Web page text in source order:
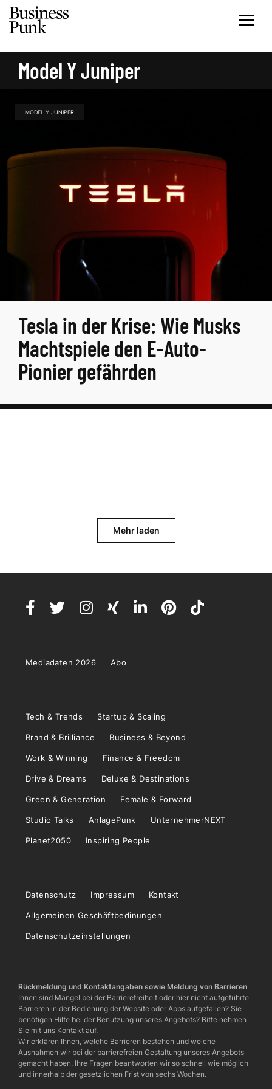
Model Y Juniper
MODEL Y JUNIPER
Tesla in der Krise: Wie Musks
Machtspiele den E-Auto-
Pionier gefährden
Mehr laden
Mediadaten 2026 Abo
Tech & Trends Startup & Scaling
Brand & Brilliance Business & Beyond
Work & Winning Finance & Freedom
Drive & Dreams Deluxe & Destinations
Green & Generation Female & Forward
Studio Talks AnlagePunk UnternehmerNEXT
Planet2050 Inspiring People
Datenschutz Impressum Kontakt
Allgemeinen Geschäftbedinungen
Datenschutzeinstellungen
Rückmeldung und Kontaktangaben sowie Meldung von Barrieren
Ihnen sind Mängel bei der Barrierefreiheit oder hier nicht aufgeführte
Barrieren in der Bedienung der Website oder Apps aufgefallen? Sie
benötigen Hilfe bei der Benutzung unseres Angebots? Bitte nehmen
Sie mit uns Kontakt auf.
Wir erklären Ihnen, welche Barrieren bestehen und welche
Ausnahmen wir bei der barrierefreien Gestaltung unseres Angebots
gemacht haben. Ihre Fragen beantworten wir so schnell wie möglich
und innerhalb der gesetzlichen Frist von sechs Wochen.